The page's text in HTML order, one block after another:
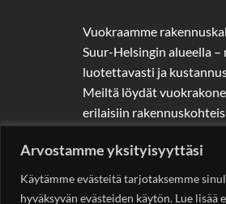
Arvostamme yksityisyyttäsi
Käytämme evästeitä tarjotaksemme
hyväksyvän evästeiden käytön. Lue lisää
Vuokraamme
Suur-Helsingin alueella –
luotettavasti ja
Meiltä löydät
erilaisiin
Copyright 2026 ©